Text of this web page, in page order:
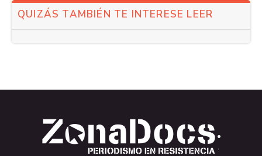
QUIZÁS TAMBIÉN TE INTERESE LEER
.
.